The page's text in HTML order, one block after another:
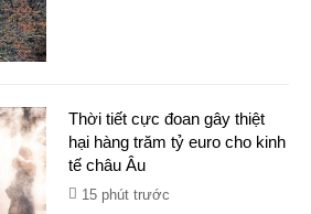
Thời tiết cực đoan gây thiệt
hại hàng trăm tỷ euro cho kinh
tế châu Âu
15 phút trước